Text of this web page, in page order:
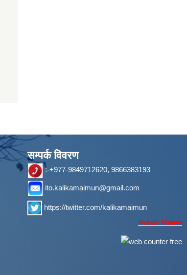
सम्पर्क विवरण
:-+977-9849712620, 9866383193
ito.kalikamaimun@gmail.com
https://twitter.com/kalikamaimun
Website Visitors